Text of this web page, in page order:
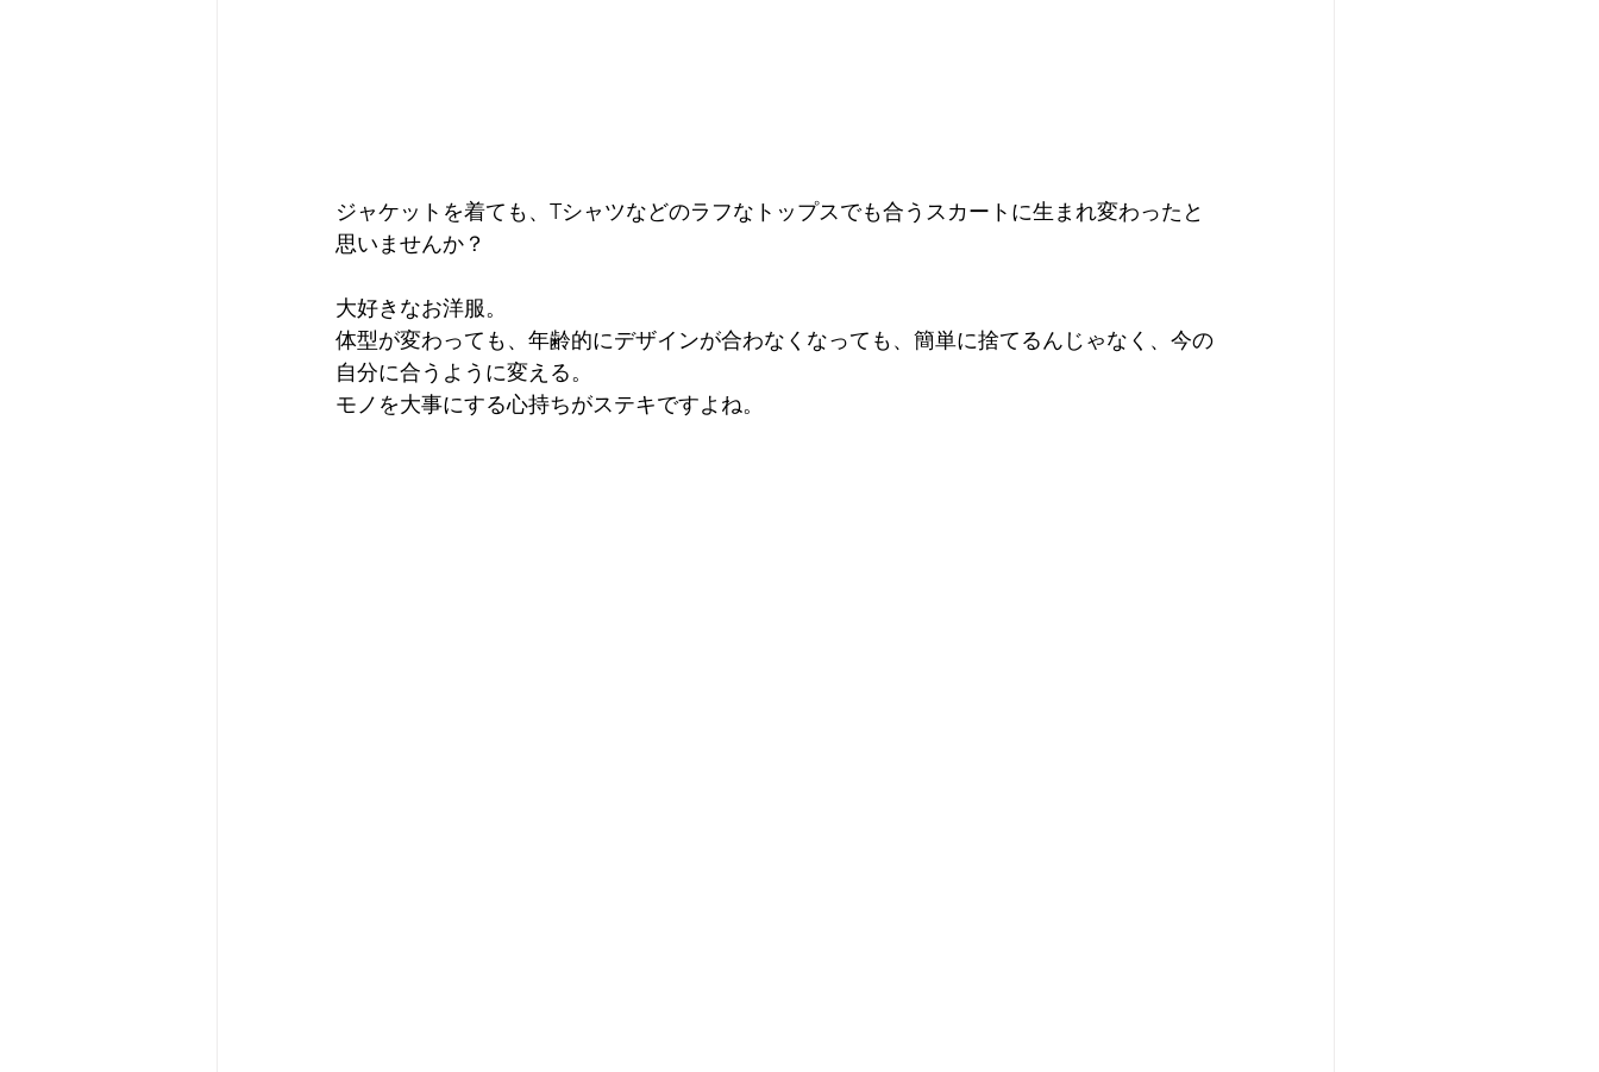
ジャケットを着ても、Tシャツなどのラフなトップスでも合うスカートに生まれ変わったと
思いませんか？
大好きなお洋服。
体型が変わっても、年齢的にデザインが合わなくなっても、簡単に捨てるんじゃなく、今の
自分に合うように変える。
モノを大事にする心持ちがステキですよね。